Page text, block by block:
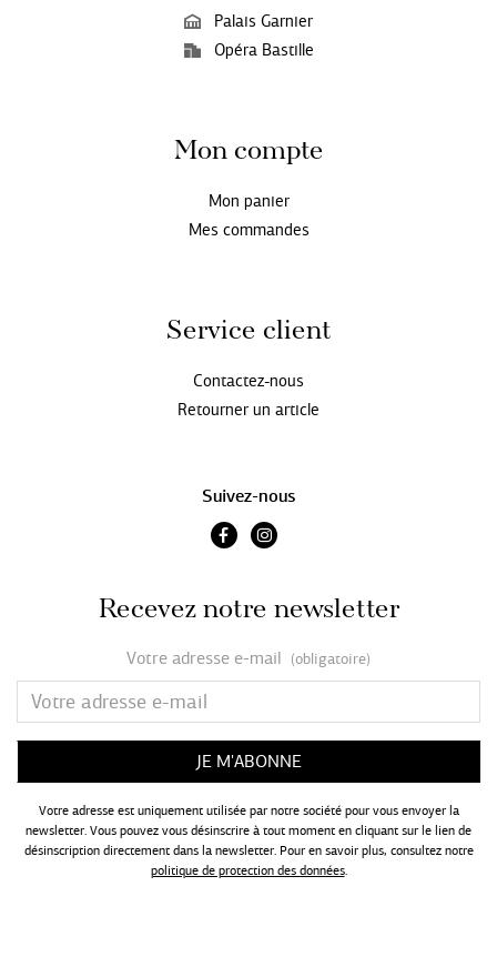
Palais Garnier
Opéra Bastille
Mon compte
Mon panier
Mes commandes
Service client
Contactez-nous
Retourner un article
Suivez-nous
Recevez notre newsletter
Votre adresse e-mail (obligatoire)
Votre adresse est uniquement utilisée par notre société pour vous envoyer la
newsletter. Vous pouvez vous désinscrire à tout moment en cliquant sur le lien de
désinscription directement dans la newsletter. Pour en savoir plus, consultez notre
politique de protection des données.